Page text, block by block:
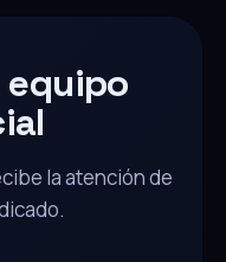
la atención de